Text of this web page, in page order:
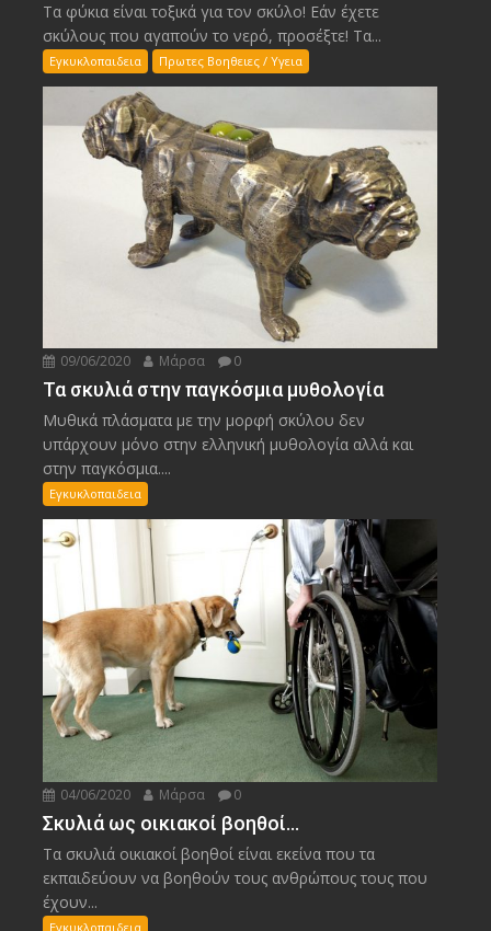
Τα φύκια είναι τοξικά για τον σκύλο! Εάν έχετε
σκύλους που αγαπούν το νερό, προσέξτε! Τα...
Εγκυκλοπαιδεια Πρωτες Βοηθειες / Υγεια
09/06/2020 Μάρσα 0
Τα σκυλιά στην παγκόσμια μυθολογία
Μυθικά πλάσματα με την μορφή σκύλου δεν
υπάρχουν μόνο στην ελληνική μυθολογία αλλά και
στην παγκόσμια....
Εγκυκλοπαιδεια
04/06/2020 Μάρσα 0
Σκυλιά ως οικιακοί βοηθοί…
Τα σκυλιά οικιακοί βοηθοί είναι εκείνα που τα
εκπαιδεύουν να βοηθούν τους ανθρώπους τους που
έχουν...
Εγκυκλοπαιδεια